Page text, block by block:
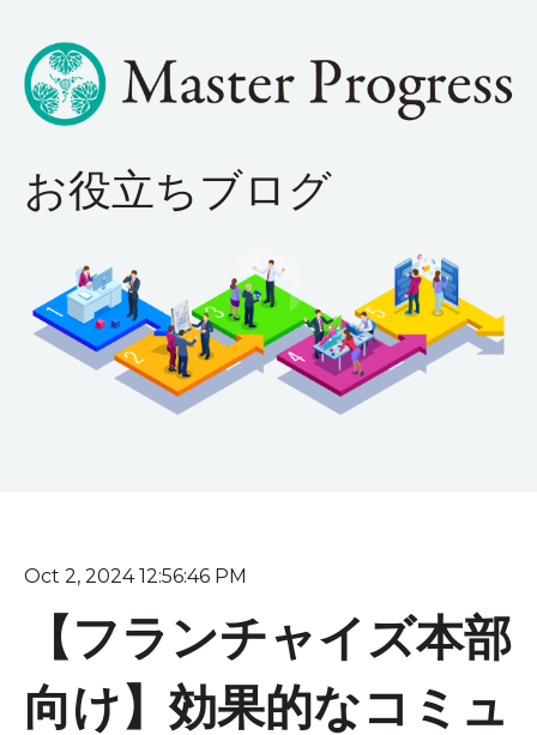
お役立ちブログ
Oct 2, 2024 12:56:46 PM
【フランチャイズ本部
向け】効果的なコミュ